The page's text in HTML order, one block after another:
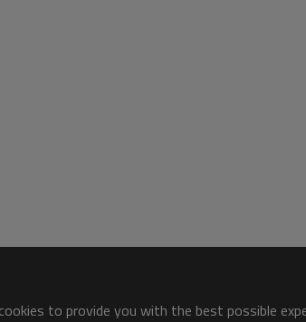
to provide you with the best possible